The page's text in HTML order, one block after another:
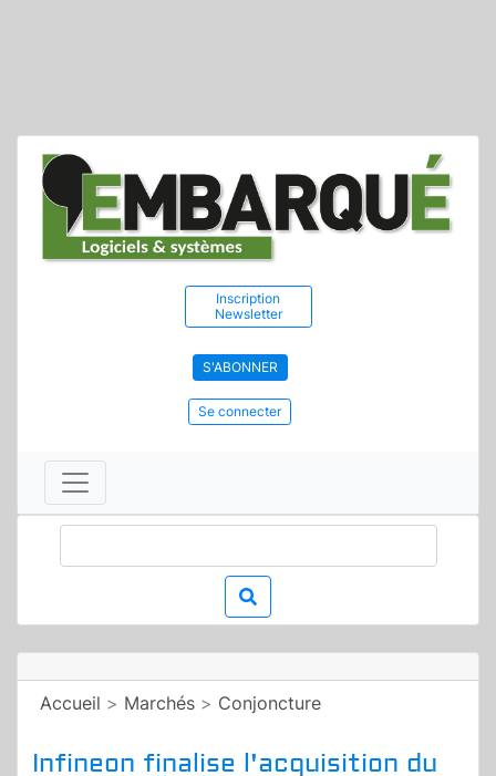
Inscription
Newsletter
S'ABONNER
Se connecter
Accueil > Marchés > Conjoncture
Infineon finalise l'acquisition du